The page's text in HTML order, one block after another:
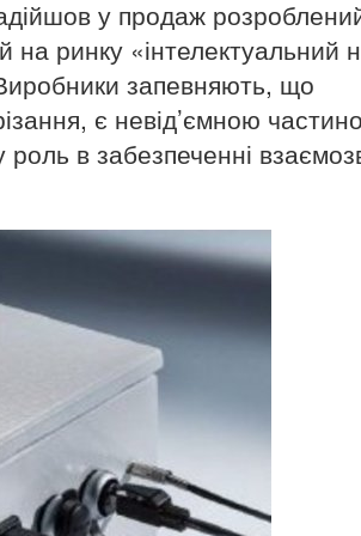
у продаж
ринку «інтелектуальний
запевняють, що
є невід’ємною
в забезпеченні